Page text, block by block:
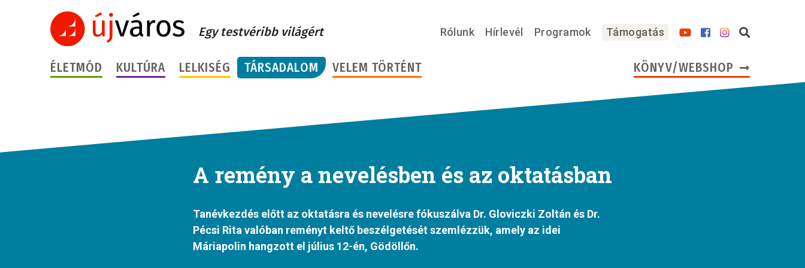
Egy testvéribb világért Rólunk Hírlevél Programok Támogatás
ÉLETMÓD KULTÚRA LELKISÉG TÁRSADALOM VELEM TÖRTÉNT KÖNYV/WEBSHOP
A remény a nevelésben és az oktatásban
Tanévkezdés előtt az oktatásra és nevelésre fókuszálva Dr. Gloviczki Zoltán és Dr.
Pécsi Rita valóban reményt keltő beszélgetését szemlézzük, amely az idei
Máriapolin hangzott el július 12-én, Gödöllőn.